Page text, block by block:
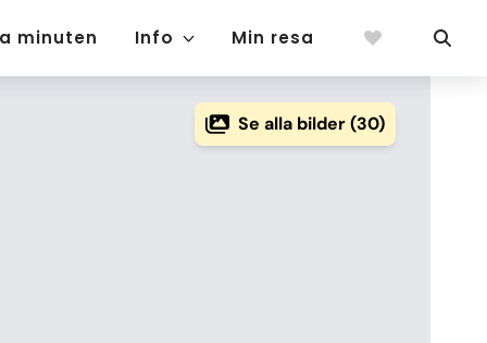
minuten Info Min resa
Se alla bilder (30)